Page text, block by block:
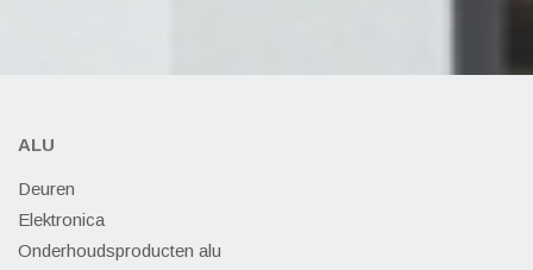
ALU
Deuren
Elektronica
Onderhoudsproducten alu